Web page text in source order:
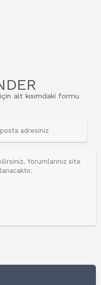
alt kısımdaki formu